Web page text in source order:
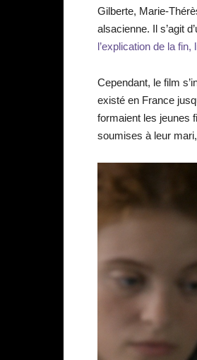
Gilberte, Marie-
alsacienne. Il s’agit
l’explication de la fin,
Cependant, le film
existé en France
formaient les jeunes
soumises à leur